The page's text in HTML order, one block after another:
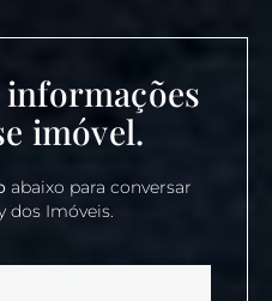
informações
imóvel.
abaixo para conversar
dos Imóveis.